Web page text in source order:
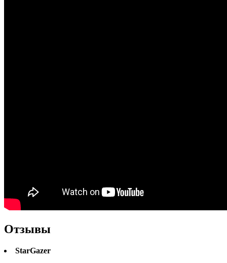
Отзывы
StarGazer